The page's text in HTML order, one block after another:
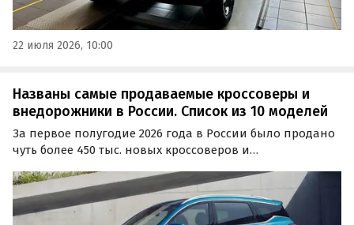
22 июля 2026, 10:00
Названы самые продаваемые кроссоверы и
внедорожники в России. Список из 10 моделей
За первое полугодие 2026 года в России было продано
чуть более 450 тыс. новых кроссоверов и
пришлось три четверти (74%) продаж всех новых
легковушек в нашей стране. Самой популярной
моделью стал Tenet T7, выпускающийся на экс-заводе